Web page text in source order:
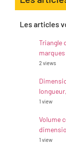
Les articles
Triangle
marques
2 views
1 view
Volume
1 view